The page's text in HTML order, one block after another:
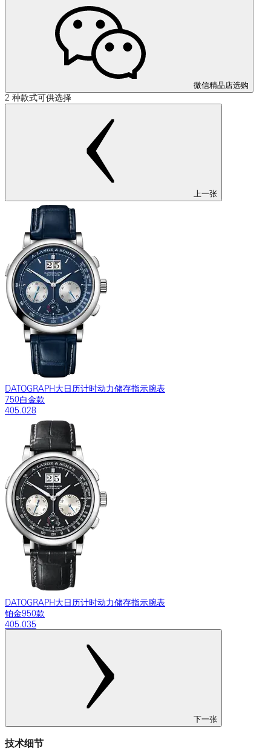
微信精品店选购
2 种款式可供选择
上一张
DATOGRAPH大日历计时动力储存指示腕表
750白金款
405.028
DATOGRAPH大日历计时动力储存指示腕表
铂金950款
405.035
下一张
技术细节